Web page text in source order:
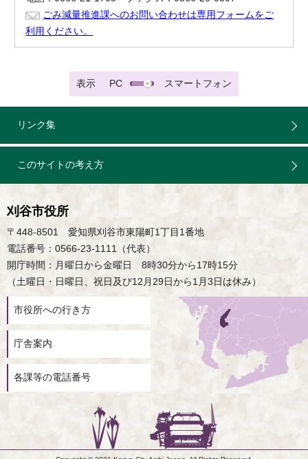
ごみ減量推進課へのお問い合わせは専用フォームをご
利用ください。
表示 PC スマートフォン
リンク集
このサイトの考え方
刈谷市役所
〒448-8501 愛知県刈谷市東陽町1丁目1番地
電話番号：0566-23-1111（代表）
開庁時間：月曜日から金曜日 8時30分から17時15分
（土曜日・日曜日、祝日及び12月29日から1月3日は休み）
市役所への行き方
庁舎案内
各課等の電話番号